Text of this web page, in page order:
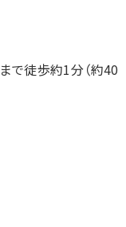
で徒歩約1分（約40